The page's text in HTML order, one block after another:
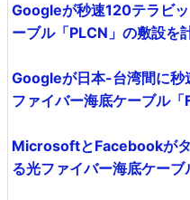
Googleが秒速120テラビ
ーブル「PLCN」の敷設を
Googleが日本-台湾間に秒
ファイバー海底ケーブル
MicrosoftとFacebookが
る光ファイバー海底ケー